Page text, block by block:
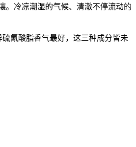
。冷凉潮湿的气候、清澈不停流动的
氰酸脂香气最好，这三种成分皆未